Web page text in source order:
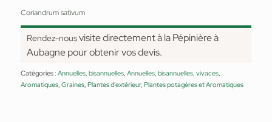
Coriandrum sativum
Rendez-nousvisite directement à la Pépinière à
Aubagne pour obtenir vos devis.
Catégories : Annuelles, bisannuelles, Annuelles, bisannuelles, vivaces,
Aromatiques, Graines, Plantes d'extérieur, Plantes potagères et Aromatiques